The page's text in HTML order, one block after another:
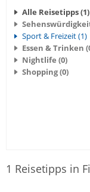
Alle Reisetipps (1)
Sport & Freizeit (1)
Essen & Trinken
Nightlife (0)
Shopping (0)
1 Reisetipps in